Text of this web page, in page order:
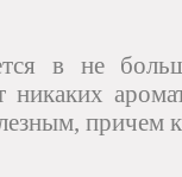
в не
никаких
причем